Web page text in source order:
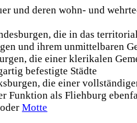
und deren wohn- und
die in das
und ihrem unmittelbaren
die einer klerikalen
befestigte Städte
die einer
Funktion als Fliehburg
Motte